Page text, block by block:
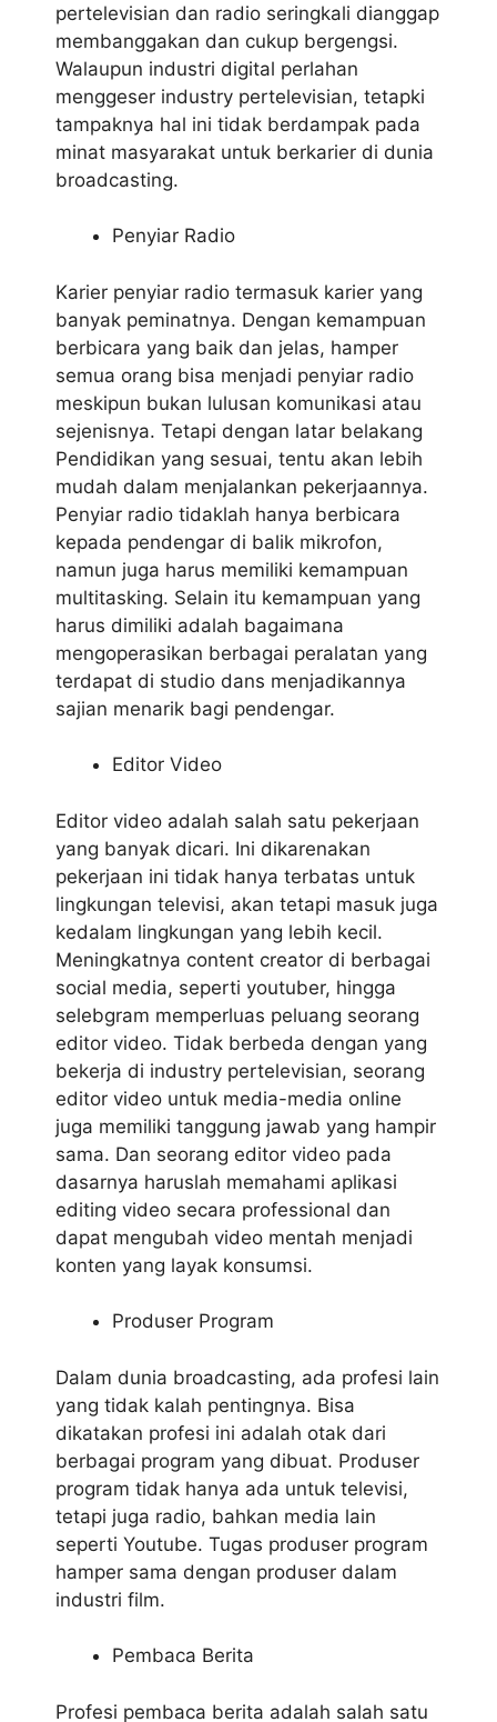
pertelevisian dan radio seringkali dianggap
membanggakan dan cukup bergengsi.
Walaupun industri digital perlahan
menggeser industry pertelevisian, tetapki
tampaknya hal ini tidak berdampak pada
minat masyarakat untuk berkarier di dunia
broadcasting.
Penyiar Radio
Karier penyiar radio termasuk karier yang
banyak peminatnya. Dengan kemampuan
berbicara yang baik dan jelas, hamper
semua orang bisa menjadi penyiar radio
meskipun bukan lulusan komunikasi atau
sejenisnya. Tetapi dengan latar belakang
Pendidikan yang sesuai, tentu akan lebih
mudah dalam menjalankan pekerjaannya.
Penyiar radio tidaklah hanya berbicara
kepada pendengar di balik mikrofon,
namun juga harus memiliki kemampuan
multitasking. Selain itu kemampuan yang
harus dimiliki adalah bagaimana
mengoperasikan berbagai peralatan yang
terdapat di studio dans menjadikannya
sajian menarik bagi pendengar.
Editor Video
Editor video adalah salah satu pekerjaan
yang banyak dicari. Ini dikarenakan
pekerjaan ini tidak hanya terbatas untuk
lingkungan televisi, akan tetapi masuk juga
kedalam lingkungan yang lebih kecil.
Meningkatnya content creator di berbagai
social media, seperti youtuber, hingga
selebgram memperluas peluang seorang
editor video. Tidak berbeda dengan yang
bekerja di industry pertelevisian, seorang
editor video untuk media-media online
juga memiliki tanggung jawab yang hampir
sama. Dan seorang editor video pada
dasarnya haruslah memahami aplikasi
editing video secara professional dan
dapat mengubah video mentah menjadi
konten yang layak konsumsi.
Produser Program
Dalam dunia broadcasting, ada profesi lain
yang tidak kalah pentingnya. Bisa
dikatakan profesi ini adalah otak dari
berbagai program yang dibuat. Produser
program tidak hanya ada untuk televisi,
tetapi juga radio, bahkan media lain
seperti Youtube. Tugas produser program
hamper sama dengan produser dalam
industri film.
Pembaca Berita
Profesi pembaca berita adalah salah satu